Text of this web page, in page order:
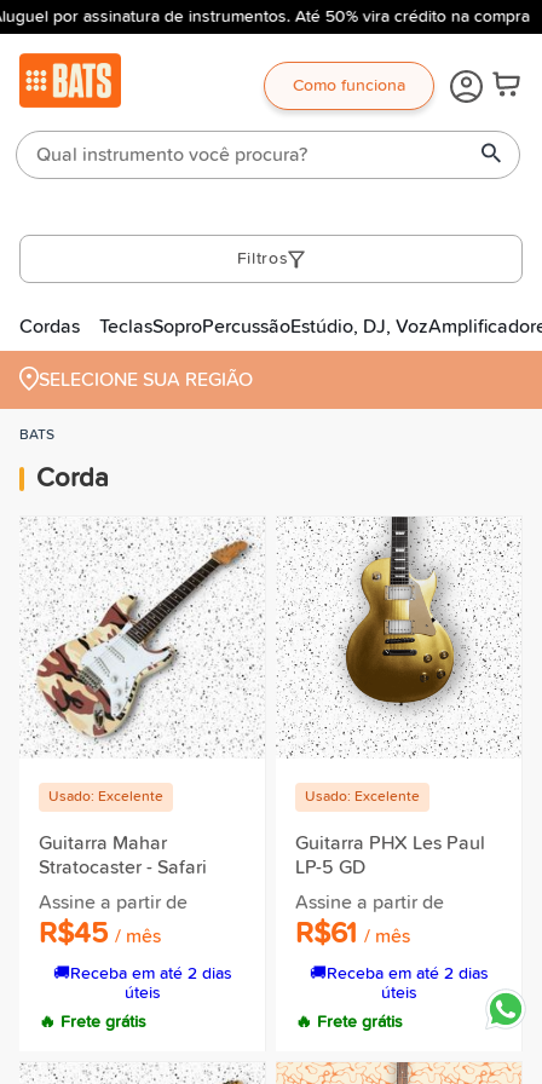
por assinatura de instrumentos. Até 50% vira crédito na compra
Como funciona
Filtros
Cordas TeclasSoproPercussãoEstúdio, DJ, Voz
SELECIONE SUA REGIÃO
BATS
Corda
Usado: Excelente
Guitarra Mahar
Stratocaster - Safari
Assine a partir de
R$45 / mês
🚚Receba em até 2 dias
úteis
🔥 Frete grátis
Usado: Excelente
Guitarra PHX Les Paul
LP-5 GD
Assine a partir de
R$61 / mês
🚚Receba em até 2 dias
úteis
🔥 Frete grátis